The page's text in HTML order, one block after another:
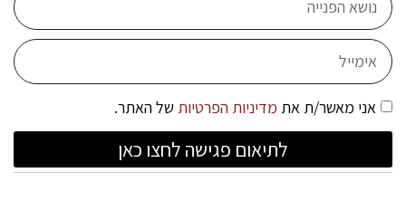
אני מאשר/ת את מדיניות הפרטיות של האתר.
לתיאום פגישה לחצו כאן